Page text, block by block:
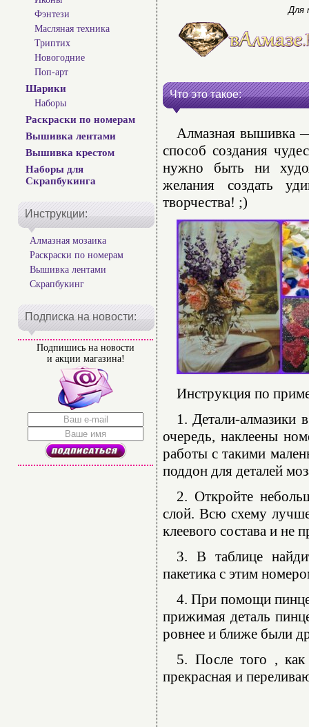
Фэнтези
Масляная техника
Триптих
Новогодние
Поп-арт
Шарики
Наборы
Раскраски по номерам
Вышивка лентами
Вышивка крестом
Наборы для
Скрапбукинга
Инструкции:
Алмазная мозаика
Раскраски по номерам
Вышивка лентами
Скрапбукинг
Подписка на новости:
Подпишись на новости
и акции магазина!
Для
Что это такое:
Алмазная вышивка —
способ создания
нужно быть ни
желания создать
творчества! ;)
Инструкция по
1. Детали-алмазики
очередь, наклеены
работы с такими
поддон для деталей
2. Откройте
слой. Всю схему
клеевого состава и не
3. В таблице
пакетика с этим
4. При помощи
прижимая деталь
ровнее и ближе были
5. После того , как
прекрасная и